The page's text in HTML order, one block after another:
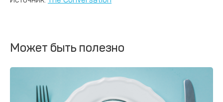
Может быть полезно